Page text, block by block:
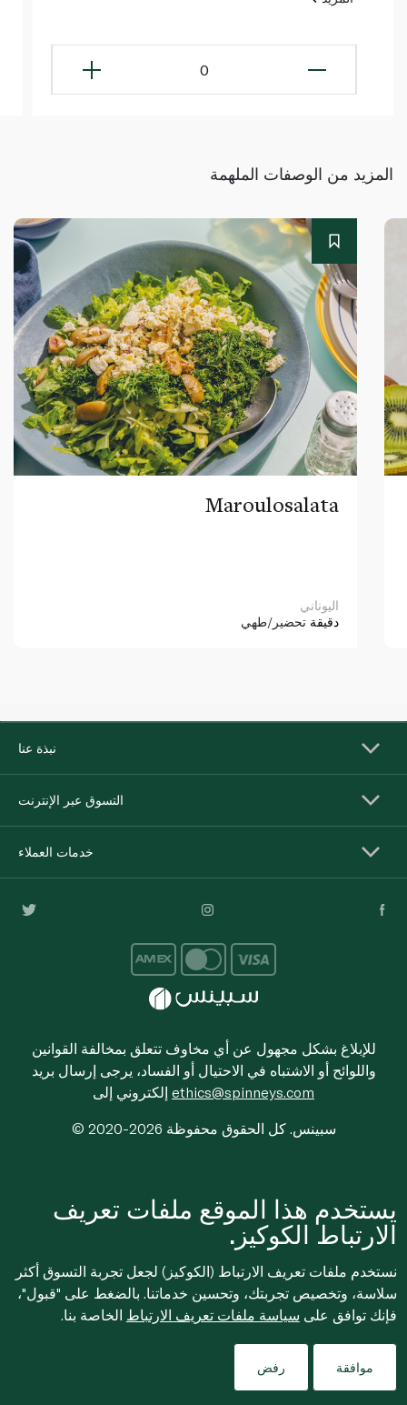
0
المزيد من الوصفات الملهمة
Maroulosalata
اليوناني
دقيقة تحضير/طهي
نبذة عنا
التسوق عبر الإنترنت
خدمات العملاء
للإبلاغ بشكل مجهول عن أي مخاوف تتعلق بمخالفة القوانين
واللوائح أو الاشتباه في الاحتيال أو الفساد، يرجى إرسال بريد
ethics@spinneys.com
© 2020-2026 سبينس. كل الحقوق محفوظة
يستخدم هذا الموقع ملفات تعريف
الارتباط الكوكيز.
نستخدم ملفات تعريف الارتباط (الكوكيز) لجعل تجربة التسوق أكثر
سلاسة، وتخصيص تجربتك، وتحسين خدماتنا. بالضغط على "قبول"،
فإنك توافق على سياسة ملفات تعريف الارتباط الخاصة بنا.
موافقة رفض